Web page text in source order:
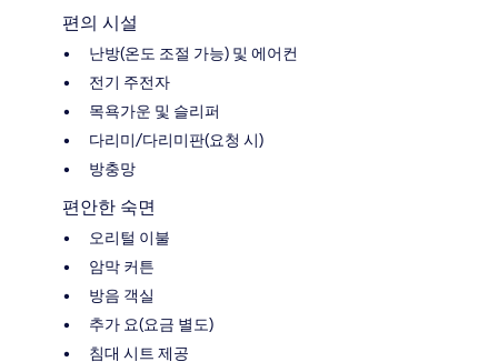
편의 시설
난방(온도 조절 가능) 및 에어컨
전기 주전자
목욕가운 및 슬리퍼
다리미/다리미판(요청 시)
방충망
편안한 숙면
오리털 이불
암막 커튼
방음 객실
추가 요(요금 별도)
침대 시트 제공